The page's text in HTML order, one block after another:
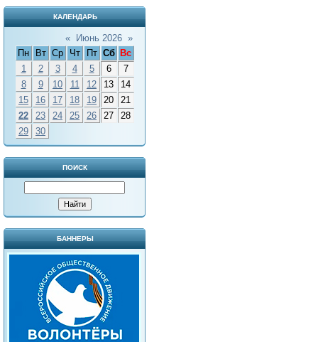
КАЛЕНДАРЬ
« Июнь 2026 »
Пн
Вт Ср Чт Пт Сб
Вс
1
2 3 4 5 6
7
8
9 10 11 12 13
14
15
16 17 18 19 20
21
22
23 24 25 26 27
28
29
30
ПОИСК
БАННЕРЫ